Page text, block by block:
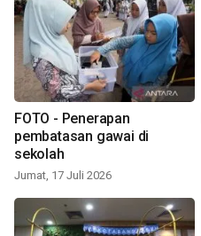
FOTO - Penerapan
pembatasan gawai di
sekolah
Jumat, 17 Juli 2026